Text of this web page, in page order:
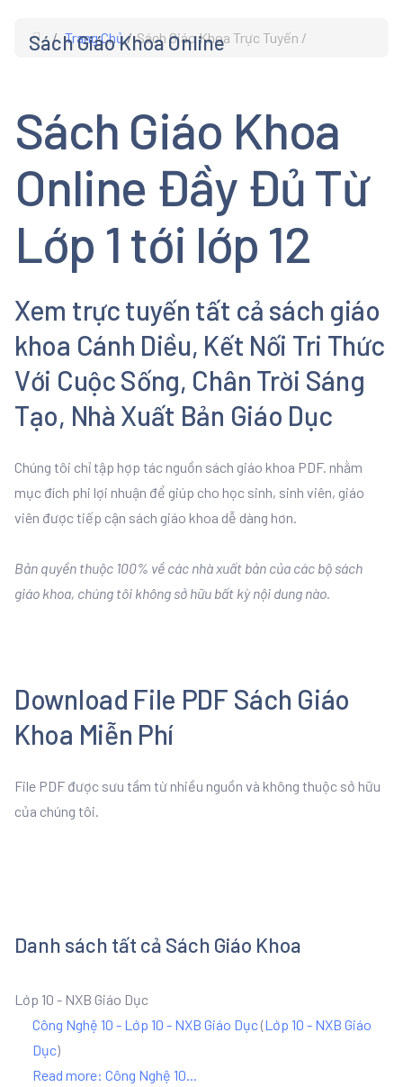
Sách Giáo Khoa Online
Trang Chủ Sách Giáo Khoa Trực Tuyến
Sách Giáo Khoa
Online Đầy Đủ Từ
Lớp 1 tới lớp 12
Xem trực tuyến tất cả sách giáo
khoa Cánh Diều, Kết Nối Tri Thức
Với Cuộc Sống, Chân Trời Sáng
Tạo, Nhà Xuất Bản Giáo Dục
Chúng tôi chỉ tập hợp tác nguồn sách giáo khoa PDF. nhằm
mục đích phi lợi nhuận để giúp cho học sinh, sinh viên, giáo
viên được tiếp cận sách giáo khoa dễ dàng hơn.
Bản quyền thuộc 100% về các nhà xuất bản của các bộ sách
giáo khoa, chúng tôi không sở hữu bất kỳ nội dung nào.
Download File PDF Sách Giáo
Khoa Miễn Phí
File PDF được sưu tầm từ nhiều nguồn và không thuộc sở hữu
của chúng tôi.
Danh sách tất cả Sách Giáo Khoa
Lớp 10 - NXB Giáo Dục
Công Nghệ 10 - Lớp 10 - NXB Giáo Dục(Lớp 10 - NXB Giáo
Dục)
Read more: Công Nghệ 10...